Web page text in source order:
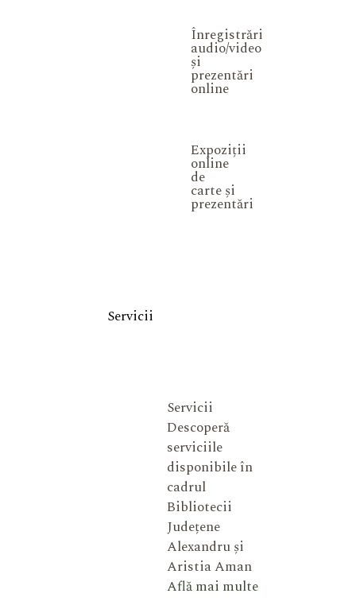
Înregistrări
audio/video
și
prezentări
online
Expoziții
online
de
carte și
prezentări
Servicii
Servicii
Descoperă
serviciile
disponibile în
cadrul
Bibliotecii
Județene
Alexandru și
Aristia Aman
Află mai multe